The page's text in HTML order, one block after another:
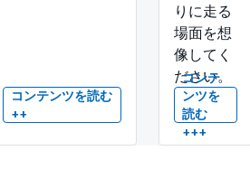
コンテンツを読む
++
りに走る
場面を想
像してく
ださい。
コンテ
ンツを
読む
+++